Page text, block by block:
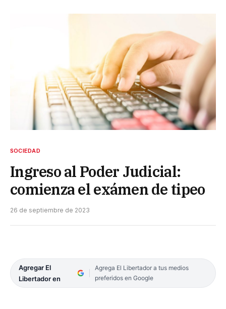
SOCIEDAD
Ingreso al Poder Judicial:
comienza el exámen de tipeo
26 de septiembre de 2023
Agregar El
Libertador en
Agrega El Libertador a tus medios
preferidos en Google